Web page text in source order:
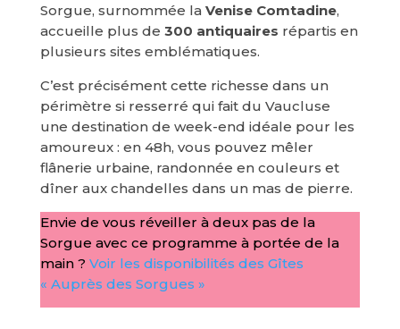
Sorgue, surnommée la Venise Comtadine,
accueille plus de 300 antiquaires répartis en
plusieurs sites emblématiques.
C’est précisément cette richesse dans un
périmètre si resserré qui fait du Vaucluse
une destination de week-end idéale pour les
amoureux : en 48h, vous pouvez mêler
flânerie urbaine, randonnée en couleurs et
dîner aux chandelles dans un mas de pierre.
Envie de vous réveiller à deux pas de la
Sorgue avec ce programme à portée de la
main ? Voir les disponibilités des Gîtes
« Auprès des Sorgues »